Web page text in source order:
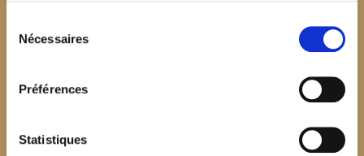
Nécessaires
Préférences
Statistiques